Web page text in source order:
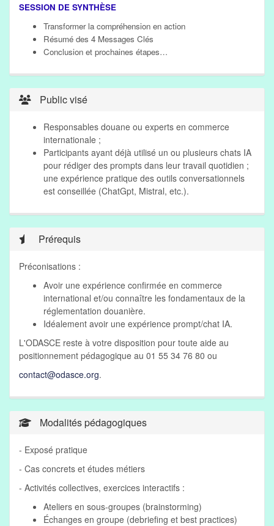
SESSION DE SYNTHÈSE
Transformer la compréhension en action
Résumé des 4 Messages Clés
Conclusion et prochaines étapes…
Public visé
Responsables douane ou experts en commerce
internationale ;
Participants ayant déjà utilisé un ou plusieurs chats IA
pour rédiger des prompts dans leur travail quotidien ;
une expérience pratique des outils conversationnels
est conseillée (ChatGpt, Mistral, etc.).
Prérequis
Préconisations :
Avoir une expérience confirmée en commerce
international et/ou connaître les fondamentaux de la
réglementation douanière.
Idéalement avoir une expérience prompt/chat IA.
L'ODASCE reste à votre disposition pour toute aide au
positionnement pédagogique au 01 55 34 76 80 ou
contact@odasce.org.
Modalités pédagogiques
- Exposé pratique
- Cas concrets et études métiers
- Activités collectives, exercices interactifs :
Ateliers en sous-groupes (brainstorming)
Échanges en groupe (debriefing et best practices)